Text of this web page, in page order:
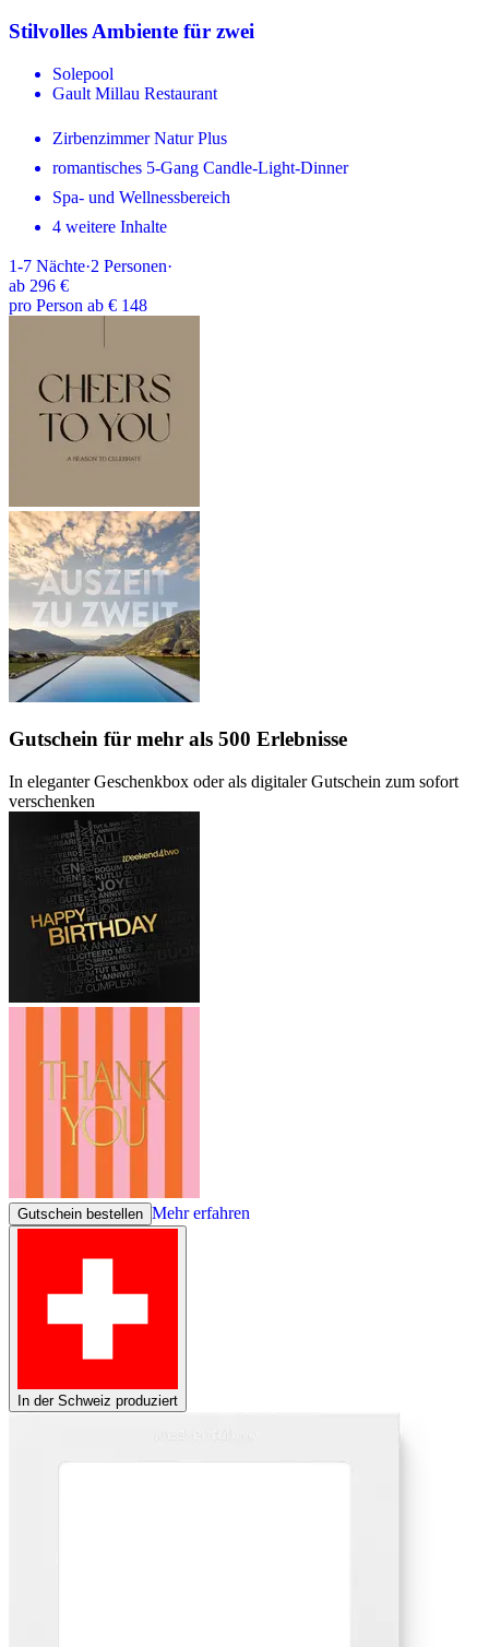
Stilvolles Ambiente für zwei
Solepool
Gault Millau Restaurant
Zirbenzimmer Natur Plus
romantisches 5-Gang Candle-Light-Dinner
Spa- und Wellnessbereich
4 weitere Inhalte
1-7 Nächte·2 Personen·
ab 296 €
pro Person ab € 148
Gutschein für mehr als 500 Erlebnisse
In eleganter Geschenkbox oder als digitaler Gutschein zum sofort
verschenken
Gutschein bestellen Mehr erfahren
In der Schweiz produziert